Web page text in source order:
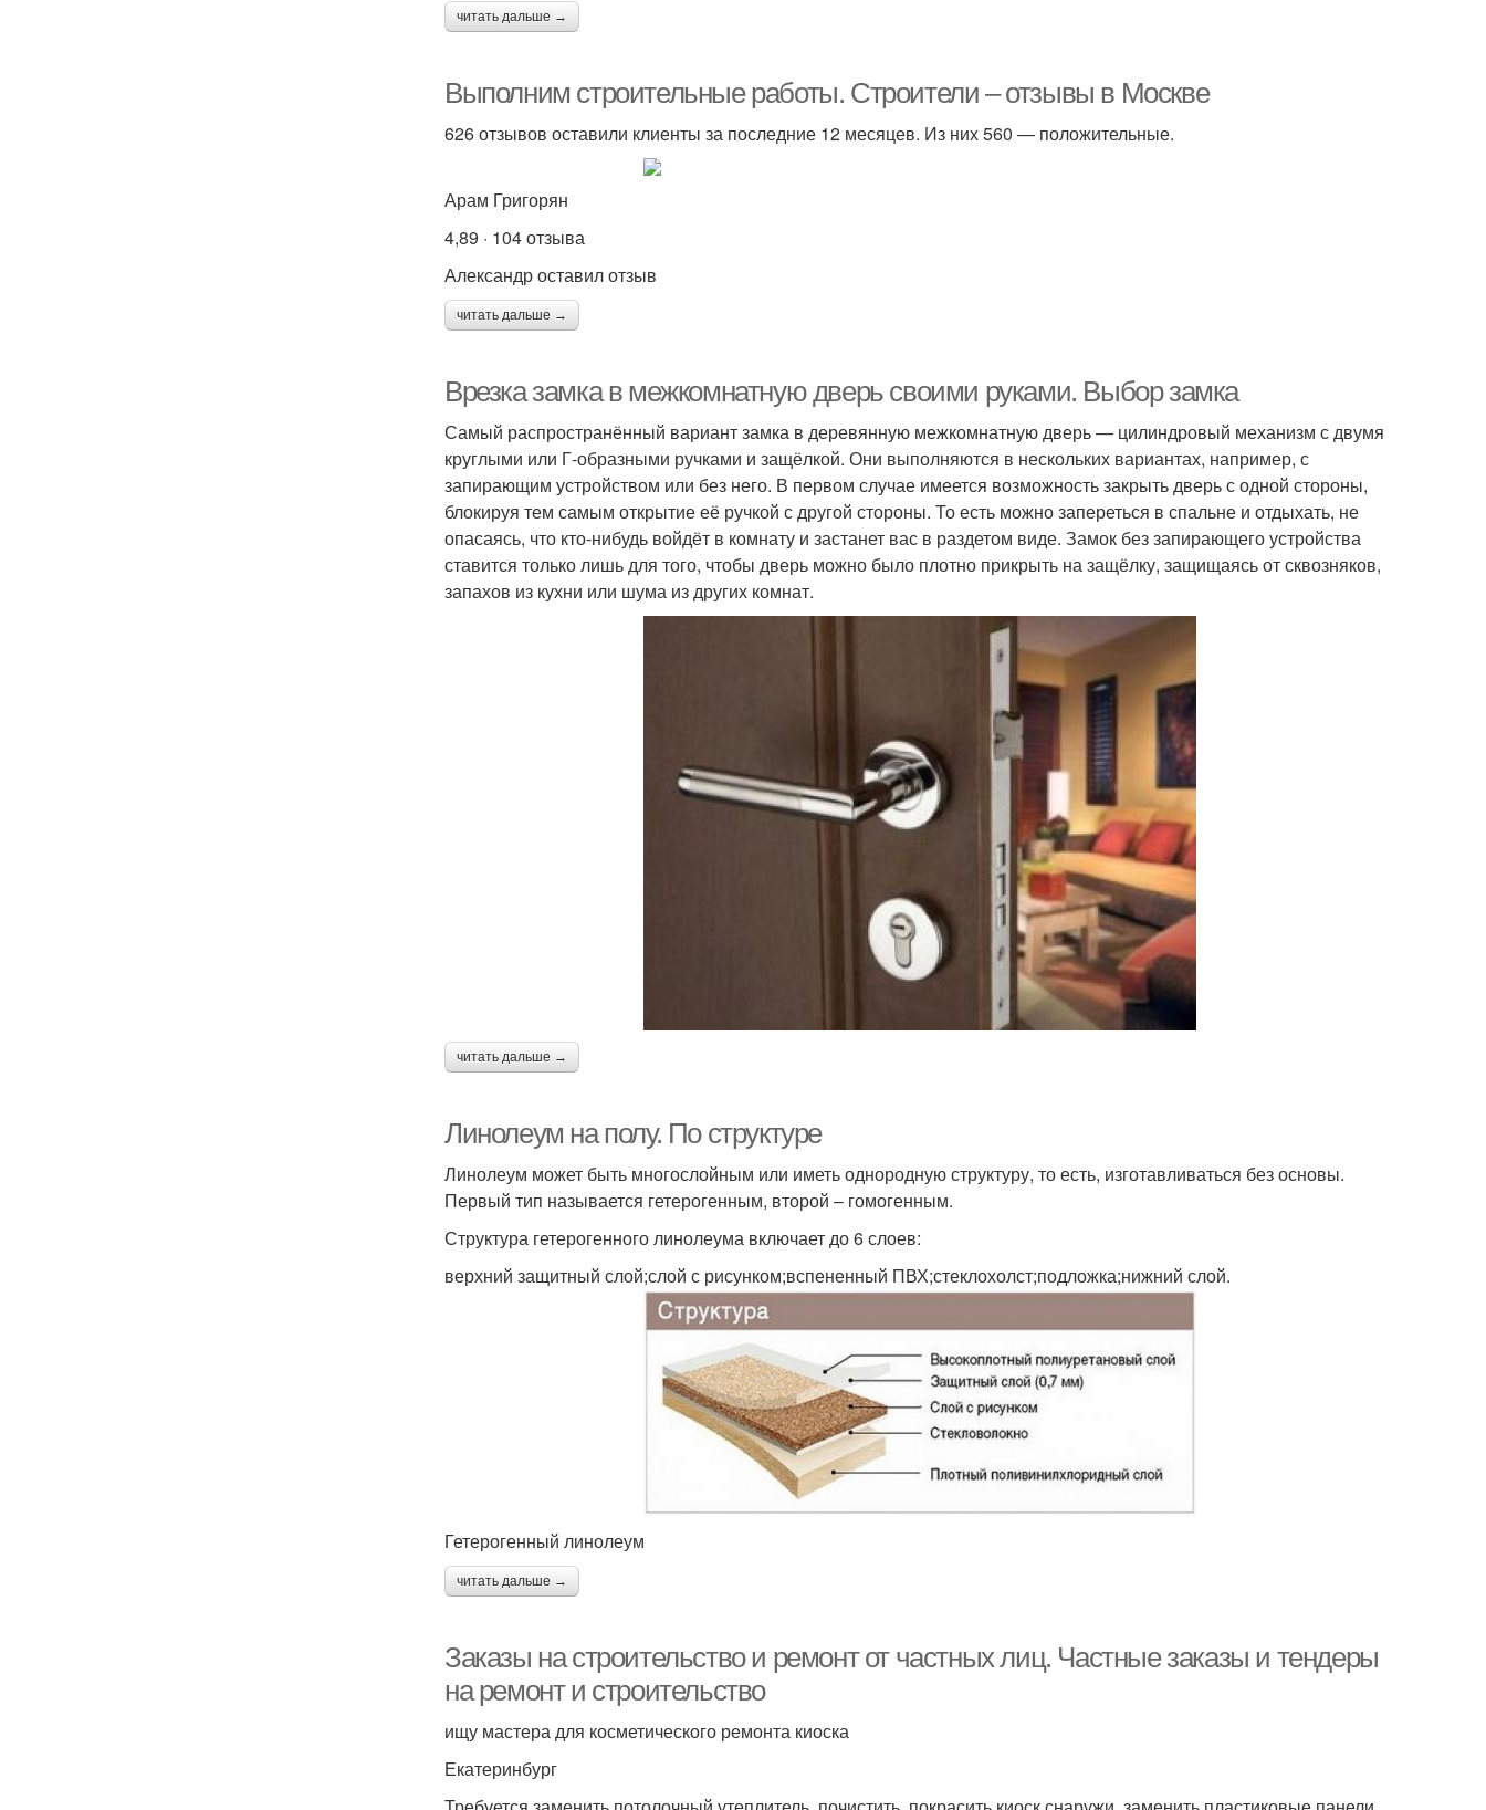
читать дальше →
Выполним строительные работы. Строители – отзывы в Москве
626 отзывов оставили клиенты за последние 12 месяцев. Из них 560 — положительные.
Арам Григорян
4,89 · 104 отзыва
Александр оставил отзыв
читать дальше →
Врезка замка в межкомнатную дверь своими руками. Выбор замка
Самый распространённый вариант замка в деревянную межкомнатную дверь — цилиндровый механизм с двумя
круглыми или Г-образными ручками и защёлкой. Они выполняются в нескольких вариантах, например, с
запирающим устройством или без него. В первом случае имеется возможность закрыть дверь с одной стороны,
блокируя тем самым открытие её ручкой с другой стороны. То есть можно запереться в спальне и отдыхать, не
опасаясь, что кто-нибудь войдёт в комнату и застанет вас в раздетом виде. Замок без запирающего устройства
ставится только лишь для того, чтобы дверь можно было плотно прикрыть на защёлку, защищаясь от сквозняков,
запахов из кухни или шума из других комнат.
читать дальше →
Линолеум на полу. По структуре
Линолеум может быть многослойным или иметь однородную структуру, то есть, изготавливаться без основы.
Первый тип называется гетерогенным, второй – гомогенным.
Структура гетерогенного линолеума включает до 6 слоев:
верхний защитный слой;слой с рисунком;вспененный ПВХ;стеклохолст;подложка;нижний слой.
Гетерогенный линолеум
читать дальше →
Заказы на строительство и ремонт от частных лиц. Частные заказы и тендеры
на ремонт и строительство
ищу мастера для косметического ремонта киоска
Екатеринбург